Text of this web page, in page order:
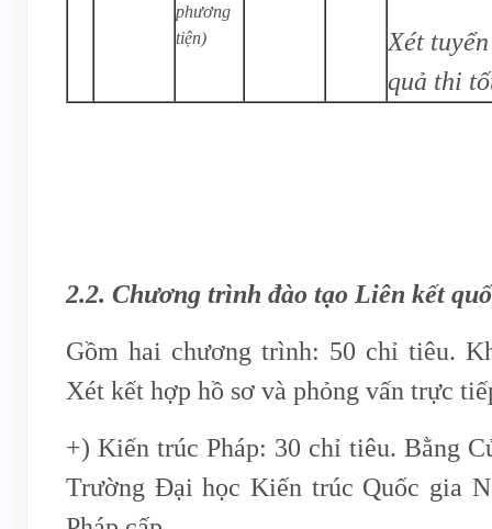
Xét
quả thi
phương
tiện)
2.2. Chương trình đào tạo Liên kết
Gồm hai chương trình: 50 chỉ tiêu.
Xét kết hợp hồ sơ và phỏng vấn trực
+) Kiến trúc Pháp: 30 chỉ tiêu. Bằng
Trường Đại học Kiến trúc Quốc gia